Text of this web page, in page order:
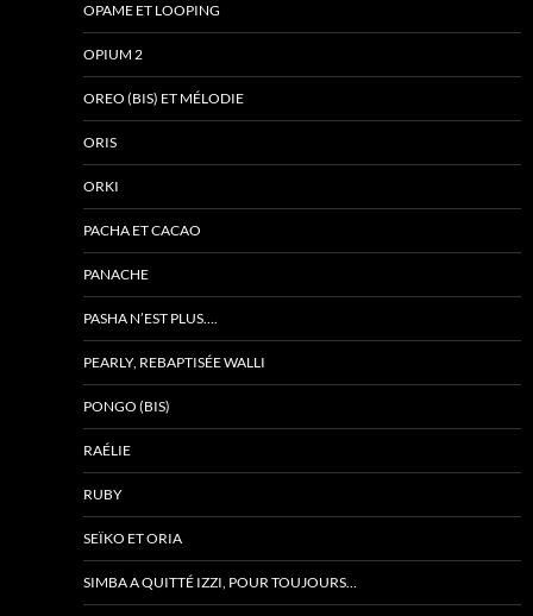
OPAME ET LOOPING
OPIUM 2
OREO (BIS) ET MÉLODIE
ORIS
ORKI
PACHA ET CACAO
PANACHE
PASHA N’EST PLUS….
PEARLY, REBAPTISÉE WALLI
PONGO (BIS)
RAÉLIE
RUBY
SEÏKO ET ORIA
SIMBA A QUITTÉ IZZI, POUR TOUJOURS…